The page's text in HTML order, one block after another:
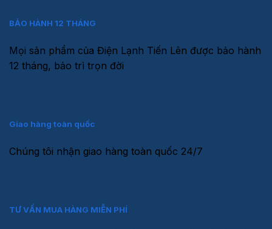
BẢO HÀNH 12 THÁNG
Mọi sản phẩm của Điện Lạnh Tiến Lên được bảo hành
12 tháng, bảo trì trọn đời
Giao hàng toàn quốc
Chúng tôi nhận giao hàng toàn quốc 24/7
TƯ VẤN MUA HÀNG MIỄN PHÍ